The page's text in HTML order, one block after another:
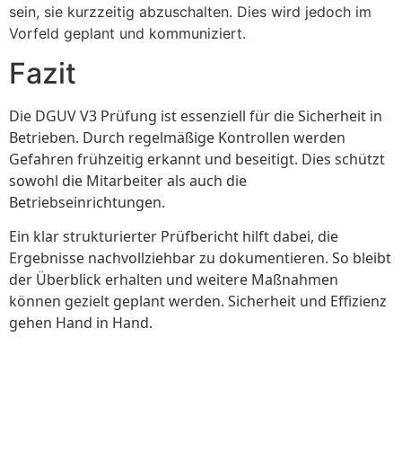
sein, sie kurzzeitig abzuschalten. Dies wird jedoch im
Vorfeld geplant und kommuniziert.
Fazit
Die DGUV V3 Prüfung ist essenziell für die Sicherheit in
Betrieben. Durch regelmäßige Kontrollen werden
Gefahren frühzeitig erkannt und beseitigt. Dies schützt
sowohl die Mitarbeiter als auch die
Betriebseinrichtungen.
Ein klar strukturierter Prüfbericht hilft dabei, die
Ergebnisse nachvollziehbar zu dokumentieren. So bleibt
der Überblick erhalten und weitere Maßnahmen
können gezielt geplant werden. Sicherheit und Effizienz
gehen Hand in Hand.